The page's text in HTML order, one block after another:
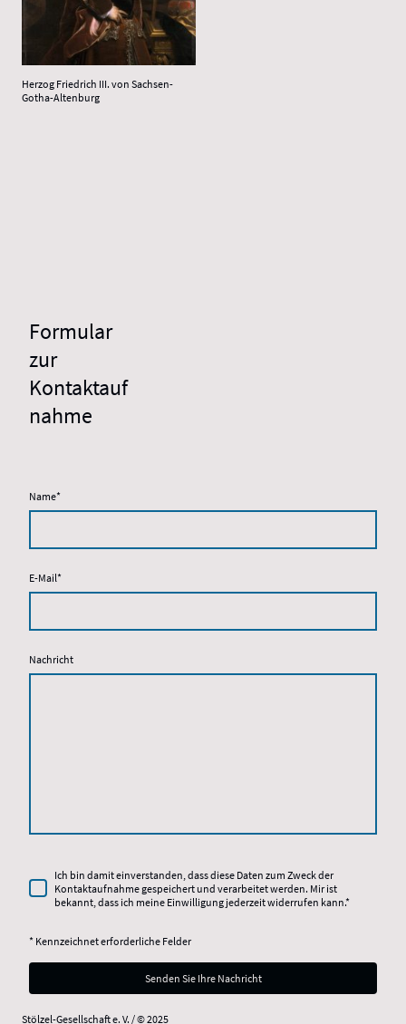
Herzog Friedrich III. von Sachsen-
Gotha-Altenburg
Formular
zur
Kontaktauf
nahme
Name*
E-Mail*
Nachricht
Ich bin damit einverstanden, dass diese Daten zum Zweck der
Kontaktaufnahme gespeichert und verarbeitet werden. Mir ist
bekannt, dass ich meine Einwilligung jederzeit widerrufen kann.*
* Kennzeichnet erforderliche Felder
Senden Sie Ihre Nachricht
Stölzel-Gesellschaft e. V. / © 2025